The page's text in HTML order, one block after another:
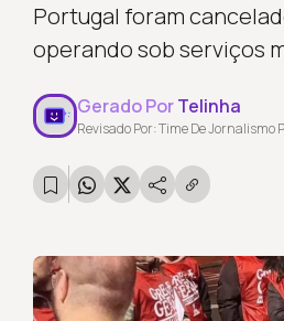
Portugal foram
operando sob serviços
Gerado PorTelinha
Revisado Por: Time De Jornalismo